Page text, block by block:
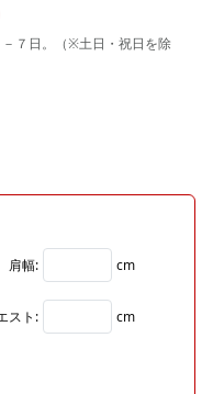
７日。（※土日・祝日を除
肩幅: cm
スト: cm